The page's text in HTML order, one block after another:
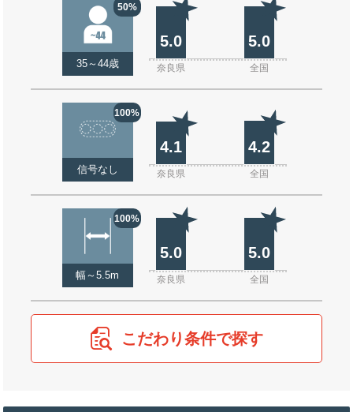
50%
35～44歳
5.0 5.0
奈良県 全国
100%
信号なし
4.1 4.2
奈良県 全国
100%
幅～5.5m
5.0 5.0
奈良県 全国
こだわり条件で探す